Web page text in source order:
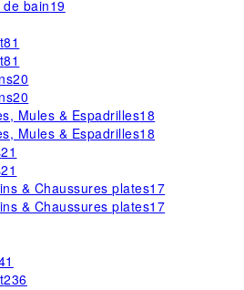
bain19
81
81
20
20
Mules & Espadrilles18
Mules & Espadrilles18
21
21
& Chaussures plates17
& Chaussures plates17
236